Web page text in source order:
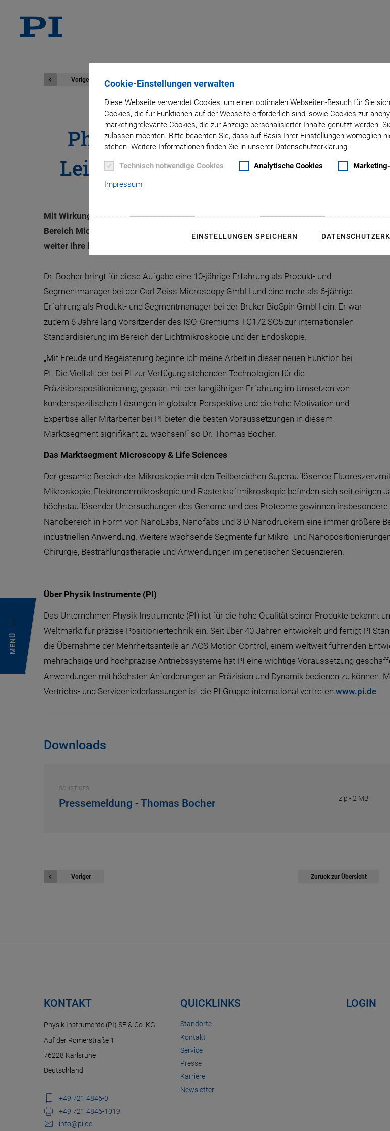
Cookie-Einstellungen verwalten
Diese Webseite verwendet Cookies, um einen optimalen Webseiten-Besuch für Sie
Cookies, die für Funktionen auf der Webseite erforderlich sind, sowie Cookies zur
marketingrelevante Cookies, die zur Anzeige personalisierter Inhalte genutzt werden.
zulassen möchten. Bitte beachten Sie, dass auf Basis Ihrer Einstellungen womöglich
stehen. Weitere Informationen finden Sie in unserer Datenschutzerklärung.
Technisch notwendige Cookies Analytische Cookies
Impressum
EINSTELLUNGEN SPEICHERN
MENÜ
Voriger
20. März 2018- Unternehmen - Physik Instrumente
Physik Instrumente (PI) ernennt
Leiter des Segmentmarketings
Mit Wirkung zum 1. März übernahm Dr. Thomas Bocher bei Physik Instrumente (PI)
Bereich Microscopy & Life Sciences. Mit der Schaffung dieser neuen, strategischen
weiter ihre konsequente Wachstumsstrategie.
Dr. Bocher bringt für diese Aufgabe eine 10-jährige Erfahrung als Produkt- und
Segmentmanager bei der Carl Zeiss Microscopy GmbH und eine mehr als 6-jährige
Erfahrung als Produkt- und Segmentmanager bei der Bruker BioSpin GmbH ein. Er war
zudem 6 Jahre lang Vorsitzender des ISO-Gremiums TC172 SC5 zur internationalen
Standardisierung im Bereich der Lichtmikroskopie und der Endoskopie.
„Mit Freude und Begeisterung beginne ich meine Arbeit in dieser neuen Funktion bei
PI. Die Vielfalt der bei PI zur Verfügung stehenden Technologien für die
Präzisionspositionierung, gepaart mit der langjährigen Erfahrung im Umsetzen von
kundenspezifischen Lösungen in globaler Perspektive und die hohe Motivation und
Expertise aller Mitarbeiter bei PI bieten die besten Voraussetzungen in diesem
Marktsegment signifikant zu wachsen!“ so Dr. Thomas Bocher.
Das Marktsegment Microscopy & Life Sciences
Der gesamte Bereich der Mikroskopie mit den Teilbereichen Superauflösende
Mikroskopie, Elektronenmikroskopie und Rasterkraftmikroskopie befinden sich seit einigen
höchstauflösender Untersuchungen des Genome und des Proteome gewinnen
Nanobereich in Form von NanoLabs, Nanofabs und 3-D Nanodruckern eine immer größere
industriellen Anwendung. Weitere wachsende Segmente für Mikro- und
Chirurgie, Bestrahlungstherapie und Anwendungen im genetischen Sequenzieren.
Über Physik Instrumente (PI)
Das Unternehmen Physik Instrumente (PI) ist für die hohe Qualität seiner Produkte bekannt
Weltmarkt für präzise Positioniertechnik ein. Seit über 40 Jahren entwickelt und fertigt PI
die Übernahme der Mehrheitsanteile an ACS Motion Control, einem weltweit führenden
mehrachsige und hochpräzise Antriebssysteme hat PI eine wichtige Voraussetzung
Anwendungen mit höchsten Anforderungen an Präzision und Dynamik bedienen zu können.
Vertriebs- und Serviceniederlassungen ist die PI Gruppe international vertreten.www.pi.de
Downloads
SONSTIGES
Pressemeldung - Thomas Bocher zip - 2 MB
Voriger Zurück zur Übersicht
KONTAKT
Physik Instrumente (PI) SE & Co. KG
Auf der Römerstraße 1
76228 Karlsruhe
Deutschland
+49 721 4846-0
+49 721 4846-1019
info@pi.de
QUICKLINKS
Standorte
Kontakt
Service
Presse
Karriere
Newsletter
LOGIN